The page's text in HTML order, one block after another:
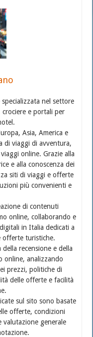
nel settore
e portali per
Asia, America e
di viaggi di avventura,
online. Grazie alla
e alla conoscenza dei
siti di viaggi e offerte
più convenienti e
di contenuti
online, collaborando e
in Italia dedicati a
offerte turistiche.
recensione e della
online, analizzando
prezzi, politiche di
delle offerte e facilità
sul sito sono basate
offerte, condizioni
generale